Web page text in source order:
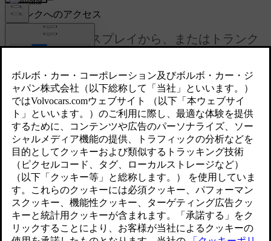
アップデートされました 2026/05/25
トランクへのアクセス
トランクはディスプレイから、またはトランク